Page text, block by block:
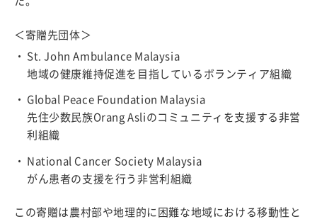
＜寄贈先団体＞
St. John Ambulance Malaysia
地域の健康維持促進を目指しているボランティア組織
Global Peace Foundation Malaysia
先住少数民族Orang Asliのコミュニティを支援する非営
利組織
National Cancer Society Malaysia
がん患者の支援を行う非営利組織
この寄贈は農村部や地理的に困難な地域における移動性と